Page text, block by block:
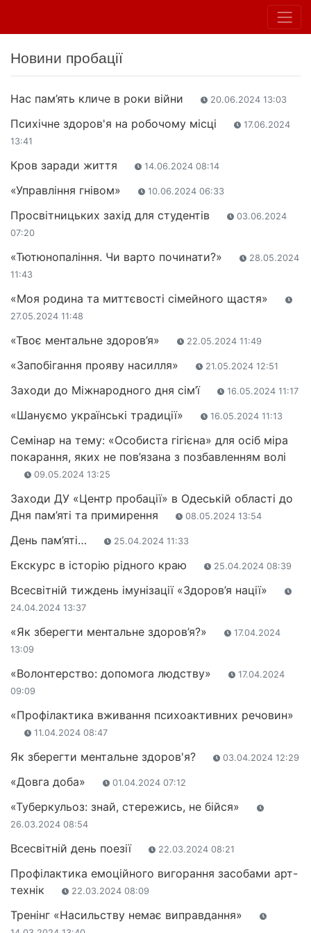
Новини пробації
Нас пам’ять кличе в роки війни 20.06.2024 13:03
Психічне здоров'я на робочому місці
17.06.2024
13:41
Кров заради життя 14.06.2024 08:14
«Управління гнівом» 10.06.2024 06:33
Просвітницьких захід для студентів
03.06.2024
07:20
«Тютюнопаління. Чи варто починати?»
28.05.2024
11:43
«Моя родина та миттєвості сімейного щастя»
27.05.2024 11:48
«Твоє ментальне здоров’я» 22.05.2024 11:49
«Запобігання прояву насилля» 21.05.2024 12:51
Заходи до Міжнародного дня сім’ї 16.05.2024 11:17
«Шануємо українські традиції» 16.05.2024 11:13
Семінар на тему: «Особиста гігієна» для осіб міра
покарання, яких не пов’язана з позбавленням волі
09.05.2024 13:25
Заходи ДУ «Центр пробації» в Одеській області до
Дня пам’яті та примирення
08.05.2024 13:54
День пам’яті… 25.04.2024 11:33
Екскурс в історію рідного краю 25.04.2024 08:39
Всесвітній тиждень імунізації «Здоров’я нації»
24.04.2024 13:37
«Як зберегти ментальне здоров’я?»
17.04.2024
13:09
«Волонтерство: допомога людству»
17.04.2024
09:09
«Профілактика вживання психоактивних речовин»
11.04.2024 08:47
Як зберегти ментальне здоров'я? 03.04.2024 12:29
«Довга доба» 01.04.2024 07:12
«Туберкульоз: знай, стережись, не бійся»
26.03.2024 08:54
Всесвітній день поезії 22.03.2024 08:21
Профілактика емоційного вигорання засобами арт-
технік
22.03.2024 08:09
Тренінг «Насильству немає виправдання»